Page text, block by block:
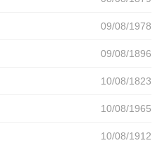
09/08/1978
09/08/1896
10/08/1823
10/08/1965
10/08/1912